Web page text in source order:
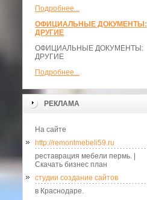
Подробнее...
ОФИЦИАЛЬНЫЕ ДОКУМЕНТЫ:
ДРУГИЕ
ОФИЦИАЛЬНЫЕ ДОКУМЕНТЫ:
ДРУГИЕ
Подробнее...
РЕКЛАМА
На сайте
http://remontmebeli59.ru
реставрация мебели пермь. |
Скачать бизнес план
студии создание сайтов
в Краснодаре.